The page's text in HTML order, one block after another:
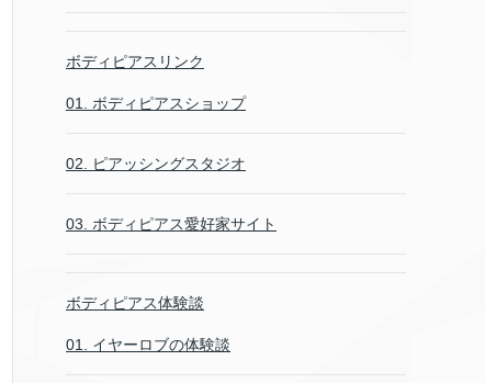
ボディピアスリンク
01. ボディピアスショップ
02. ピアッシングスタジオ
03. ボディピアス愛好家サイト
ボディピアス体験談
01. イヤーロブの体験談